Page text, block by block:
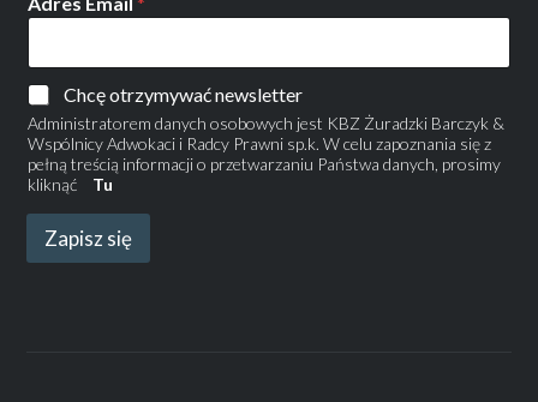
Chcę otrzymywać newsletter
Administratorem danych osobowych jest KBZ Żuradzki Barczyk &
Wspólnicy Adwokaci i Radcy Prawni sp.k. W celu zapoznania się z
pełną treścią informacji o przetwarzaniu Państwa danych, prosimy
kliknąć
Tu
Zapisz się